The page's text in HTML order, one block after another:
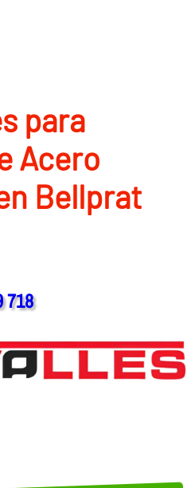
para
Acero
Bellprat
718